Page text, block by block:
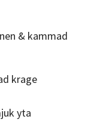
& kammad
krage
yta